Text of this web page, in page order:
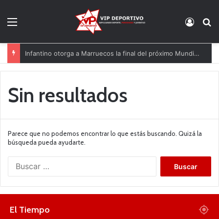
Infantino otorga a Marruecos la final del próximo Mundial 2030
Sin resultados
Parece que no podemos encontrar lo que estás buscando. Quizá la
búsqueda pueda ayudarte.
El Tiempo